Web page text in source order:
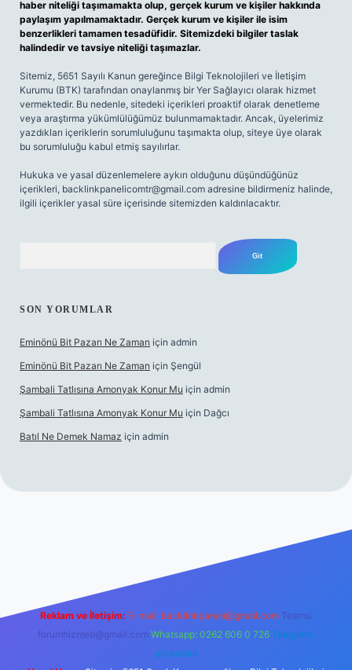
haber niteliği taşımamakta olup, gerçek kurum ve kişiler hakkında
paylaşım yapılmamaktadır. Gerçek kurum ve kişiler ile isim
benzerlikleri tamamen tesadüfidir. Sitemizdeki bilgiler taslak
halindedir ve tavsiye niteliği taşımazlar.
Sitemiz, 5651 Sayılı Kanun gereğince Bilgi Teknolojileri ve İletişim
Kurumu (BTK) tarafından onaylanmış bir Yer Sağlayıcı olarak hizmet
vermektedir. Bu nedenle, sitedeki içerikleri proaktif olarak denetleme
veya araştırma yükümlülüğümüz bulunmamaktadır. Ancak, üyelerimiz
yazdıkları içeriklerin sorumluluğunu taşımakta olup, siteye üye olarak
bu sorumluluğu kabul etmiş sayılırlar.
Hukuka ve yasal düzenlemelere aykırı olduğunu düşündüğünüz
içerikleri, backlinkpanelicomtr@gmail.com adresine bildirmeniz halinde,
ilgili içerikler yasal süre içerisinde sitemizden kaldırılacaktır.
SON YORUMLAR
Eminönü Bit Pazarı Ne Zaman için admin
Eminönü Bit Pazarı Ne Zaman için Şengül
Şambali Tatlısına Amonyak Konur Mu için admin
Şambali Tatlısına Amonyak Konur Mu için Dağcı
Batıl Ne Demek Namaz için admin
Reklam ve İletişim: E-mail: backlinkpaneli@gmail.com Teams:
forumhizmeti@gmail.com Whatsapp: 0262 606 0 726 Telegram:
@karabul